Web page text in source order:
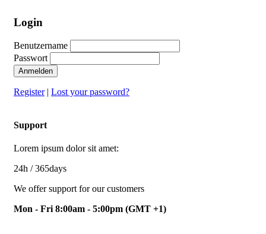
Login
Benutzername
Passwort
Anmelden
Register| Lost your password?
Support
Lorem ipsum dolor sit amet:
24h / 365days
We offer support for our customers
Mon - Fri 8:00am - 5:00pm (GMT +1)